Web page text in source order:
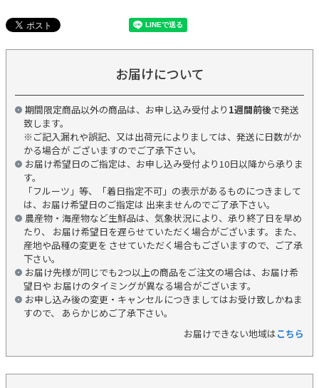
お届けについて
期間限定商品以外の商品は、お申し込み受付より 1週間前後で発送
致します。
※ご記入漏れや誤記、又は出荷元によりましては、発送に日数がか
かる場合が ございますのでご了承下さい。
お届け希望日のご指定は、お申し込み受付より10日以降から承りま
す。
「フルーツ」等、「着日指定不可」の表示があるものにつきまして
は、お届け希望日のご指定は 出来ませんのでご了承下さい。
農産物・海産物など生鮮品は、気象状況により、承り終了日を早め
たり、 お届け希望日を遅らせていただく場合がございます。また、
産地や品種の変更を させていただく場合もございますので、ご了承
下さい。
お届け先様が同じでも2つ以上の商品をご注文の場合は、お届け希
望日や お届けのタイミングが異なる場合がございます。
お申し込み後の変更・キャンセルにつきましてはお受け致しかねま
すので、 あらかじめご了承下さい。
お届けできない地域はこちら